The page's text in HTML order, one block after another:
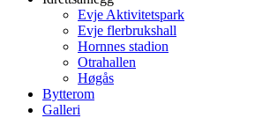
Evje Aktivitetspark
Evje flerbrukshall
Hornnes stadion
Otrahallen
Høgås
Bytterom
Galleri